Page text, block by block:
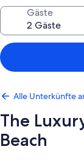
Gäste
Alle Unterkünfte
The
Beach